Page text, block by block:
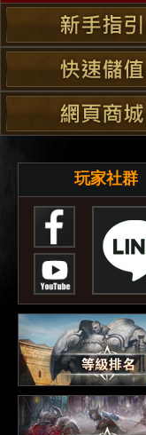
玩家社群